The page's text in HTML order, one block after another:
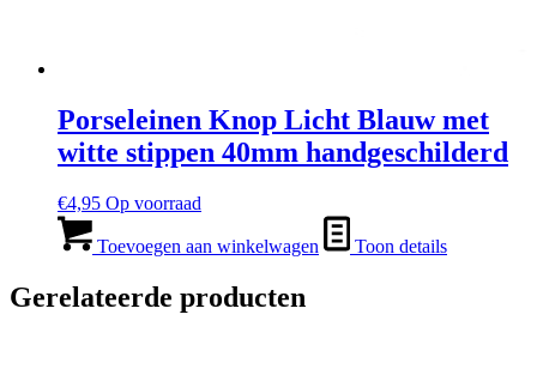
Porseleinen Knop Licht Blauw met
witte stippen 40mm handgeschilderd
€4,95 Op voorraad
Toevoegen aan winkelwagen Toon details
Gerelateerde producten